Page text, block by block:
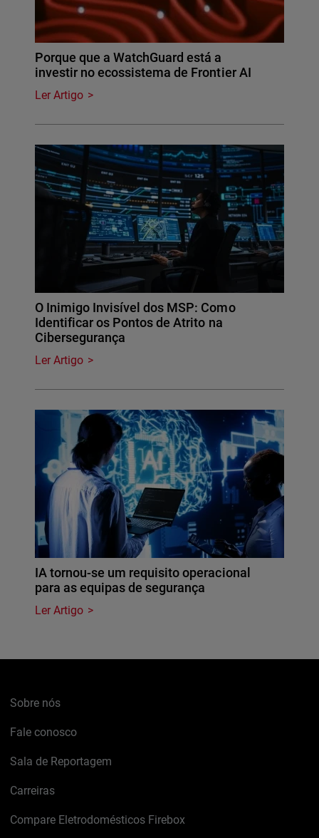
Porque que a WatchGuard está a
investir no ecossistema de Frontier AI
Ler Artigo
O Inimigo Invisível dos MSP: Como
Identificar os Pontos de Atrito na
Cibersegurança
Ler Artigo
IA tornou-se um requisito operacional
para as equipas de segurança
Ler Artigo
Sobre nós
Fale conosco
Sala de Reportagem
Carreiras
Compare Eletrodomésticos Firebox